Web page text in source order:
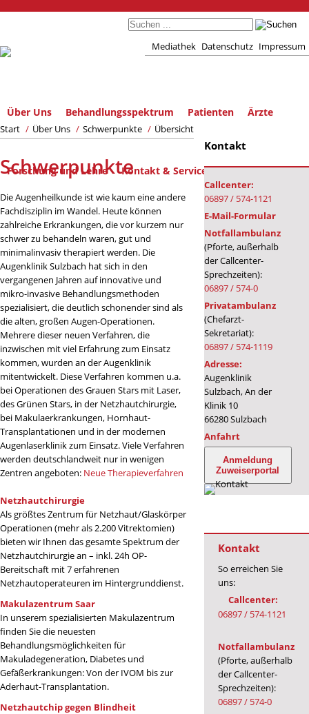
Mediathek Datenschutz Impressum
Über Uns Behandlungsspektrum Patienten Ärzte
Forschung und Lehre Kontakt & Service
Start / Über Uns / Schwerpunkte / Übersicht
Schwerpunkte
Die Augenheilkunde ist wie kaum eine andere
Fachdisziplin im Wandel. Heute können
zahlreiche Erkrankungen, die vor kurzem nur
schwer zu behandeln waren, gut und
minimalinvasiv therapiert werden. Die
Augenklinik Sulzbach hat sich in den
vergangenen Jahren auf innovative und
mikro-invasive Behandlungsmethoden
spezialisiert, die deutlich schonender sind als
die alten, großen Augen-Operationen.
Mehrere dieser neuen Verfahren, die
inzwischen mit viel Erfahrung zum Einsatz
kommen, wurden an der Augenklinik
mitentwickelt. Diese Verfahren kommen u.a.
bei Operationen des Grauen Stars mit Laser,
des Grünen Stars, in der Netzhautchirurgie,
bei Makulaerkrankungen, Hornhaut-
Transplantationen und in der modernen
Augenlaserklinik zum Einsatz. Viele Verfahren
werden deutschlandweit nur in wenigen
Zentren angeboten: Neue Therapieverfahren
Netzhautchirurgie
Als größtes Zentrum für Netzhaut/Glaskörper
Operationen (mehr als 2.200 Vitrektomien)
bieten wir Ihnen das gesamte Spektrum der
Netzhautchirurgie an – inkl. 24h OP-
Bereitschaft mit 7 erfahrenen
Netzhautoperateuren im Hintergrunddienst.
Makulazentrum Saar
In unserem spezialisierten Makulazentrum
finden Sie die neuesten
Behandlungsmöglichkeiten für
Makuladegeneration, Diabetes und
Gefäßerkrankungen: Von der IVOM bis zur
Aderhaut-Transplantation.
Netzhautchip gegen Blindheit
Kontakt
Callcenter:
06897 / 574-1121
E-Mail-Formular
Notfallambulanz
(Pforte, außerhalb
der Callcenter-
Sprechzeiten):
06897 / 574-0
Privatambulanz
(Chefarzt-
Sekretariat):
06897 / 574-1119
Adresse:
Augenklinik
Sulzbach, An der
Klinik 10
66280 Sulzbach
Anfahrt
Anmeldung
Zuweiserportal
Kontakt
So erreichen Sie
uns:
Callcenter:
06897 / 574-1121
Notfallambulanz
(Pforte, außerhalb
der Callcenter-
Sprechzeiten):
06897 / 574-0